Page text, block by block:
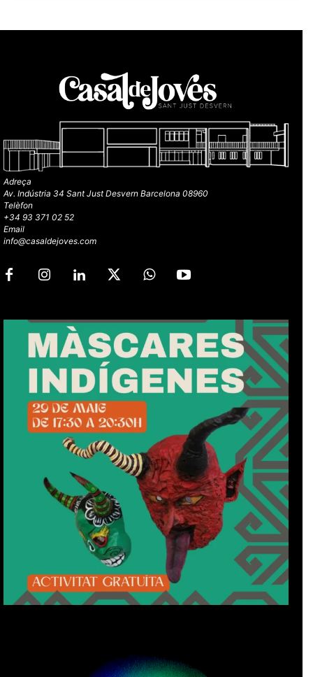
Adreça
Av. Indústria 34 Sant Just Desvern Barcelona 08960
Telèfon
+34 93 371 02 52
Email
info@casaldejoves.com